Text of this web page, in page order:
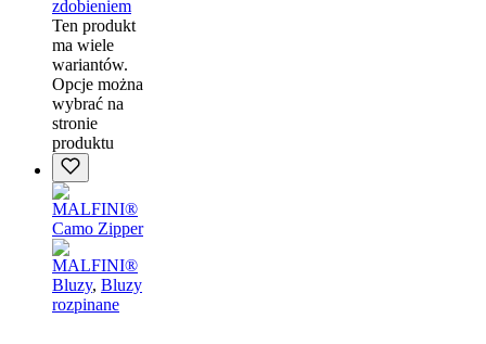
zdobieniem
Ten produkt
ma wiele
wariantów.
Opcje można
wybrać na
stronie
produktu
Bluzy, Bluzy
rozpinane